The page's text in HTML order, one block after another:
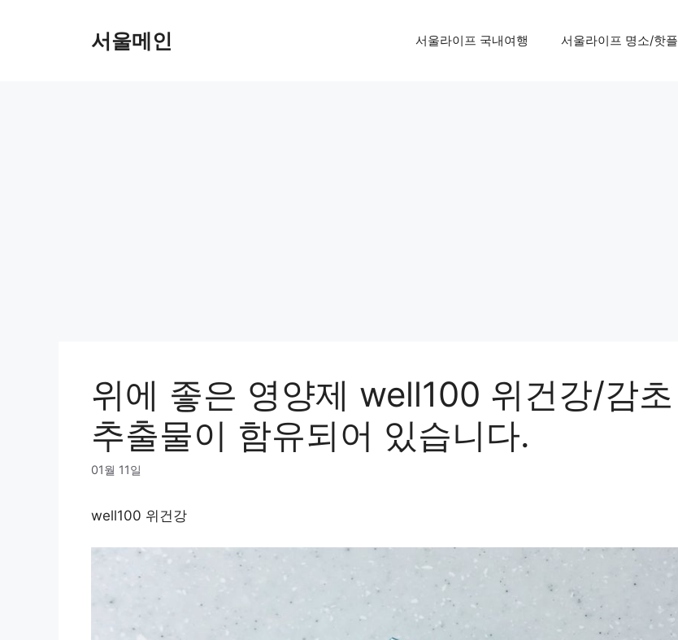
서울메인 서울라이프 국내여행 서울라이프 명소/핫플
위에 좋은 영양제 well100 위건강/감초
추출물이 함유되어 있습니다.
01월 11일
well100 위건강